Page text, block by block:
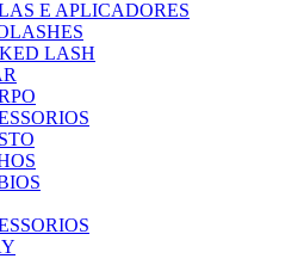
E APLICADORES
LASH